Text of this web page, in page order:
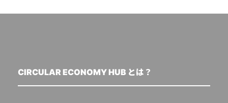
CIRCULAR ECONOMY HUB とは？